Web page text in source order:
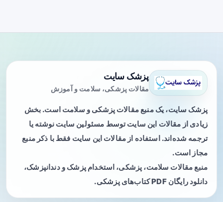
پزشک سایت
مقالات پزشکی، سلامت و آموزش
پزشک سایت، یک منبع مقالات پزشکی و سلامت است. بخش
زیادی از مقالات این سایت توسط مسئولین سایت نوشته یا
ترجمه شده‌اند. استفاده از مقالات این سایت فقط با ذکر منبع
مجاز است.
منبع مقالات سلامت، پزشکی، استخدام پزشک و دندانپزشک،
دانلود رایگان PDF کتاب‌های پزشکی.